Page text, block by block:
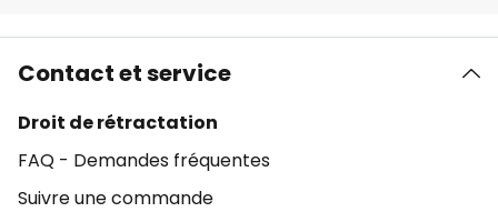
Contact et service
Droit de rétractation
FAQ - Demandes fréquentes
Suivre une commande